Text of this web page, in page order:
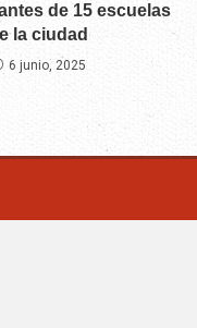
de 15 escuelas
la ciudad
6 junio, 2025